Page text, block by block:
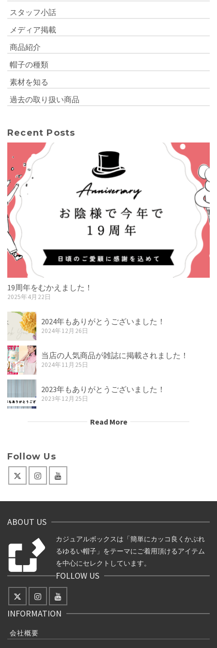
スタッフ小話
メディア掲載
商品紹介
帽子の種類
素材を知る
過去の取り扱い商品
Recent Posts
19周年をむかえました！
2025年4月22日
2024年もありがとうございました！
2024年12月26日
当店の人気商品が雑誌に掲載されました！
2024年11月25日
2023年もありがとうございました！
2023年12月25日
Read More
Follow Us
ABOUT US
カジュアルボックスは「簡単にカッコ良くかぶれ
るゆるい帽子」をテーマにご着用頂けるアイテム
を中心にセレクトしています。
FOLLOW US
INFORMATION
会社概要